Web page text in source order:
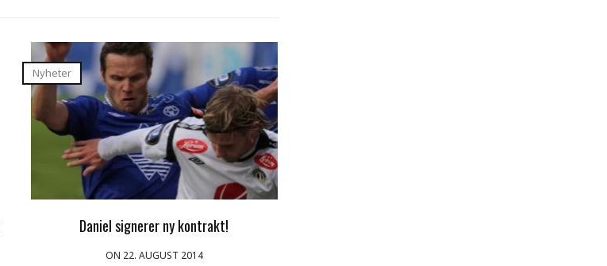
Nyheter
Daniel signerer ny kontrakt!
ON 22. AUGUST 2014